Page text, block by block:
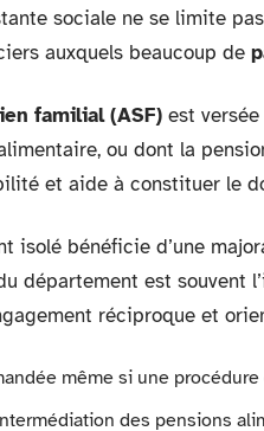
sociale ne se limite
auxquels beaucoup de
familial (ASF) est
ou dont la
et aide à constituer le
isolé bénéficie d’une
département est souvent
réciproque et
même si une
des pensions